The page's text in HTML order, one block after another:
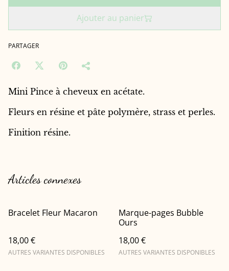
Ajouter au panier
PARTAGER
Mini Pince à cheveux en acétate.
Fleurs en résine et pâte polymère, strass et perles.
Finition résine.
Articles connexes
Bracelet Fleur Macaron
18,00 €
AUTRES VARIANTES DISPONIBLES
Marque-pages Bubble
Ours
18,00 €
AUTRES VARIANTES DISPONIBLES